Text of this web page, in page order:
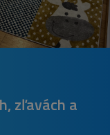
zľavách a